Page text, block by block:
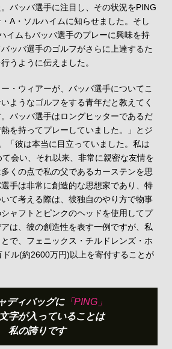
バッバ選手に注目し、その状況をPING
A・ソルハイムに知らせました。そし
イムもバッバ選手のプレーに興味を持
ッバ選手のゴルフがさらに上達するた
うように伝えました。
ー・ウィアーが、バッバ選手についてこ
ようなゴルフをする青年だと教えてく
バッバ選手はロングヒッターであるだ
を持ってプレーしていました。」とジ
「彼は本当に目立っていました。私は
会い、それ以来、非常に親密な友情を
くの点で私の父であるカーステンを思
手は非常に創造的な思想家であり、特
て考える際は、彼独自のやり方で物事
ャフトとピンクのヘッドを使用してプ
は、彼の創造性を表す一例ですが、私
で、フェニックス・チルドレンズ・ホ
ル(約2600万円)以上を寄付することが
ディバッグに「PING」
字が入っていることは
私の誇りです
Feature
特集
Philosophies
3つの哲学
Tour Pros
ツアープロ情報
Concept Shop
コンセプトショップ
Event
試打・フィッティング
Rental Club
レンタルクラブサービス
Recruit
採用情報
Contact
お問い合わせ